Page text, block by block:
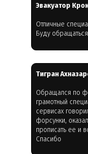
Эвакуатор
Отличные
Буду обращаться
Тигран
Обращался по
грамотный
сервисах
форсунки,
прописать ее и
Спасибо